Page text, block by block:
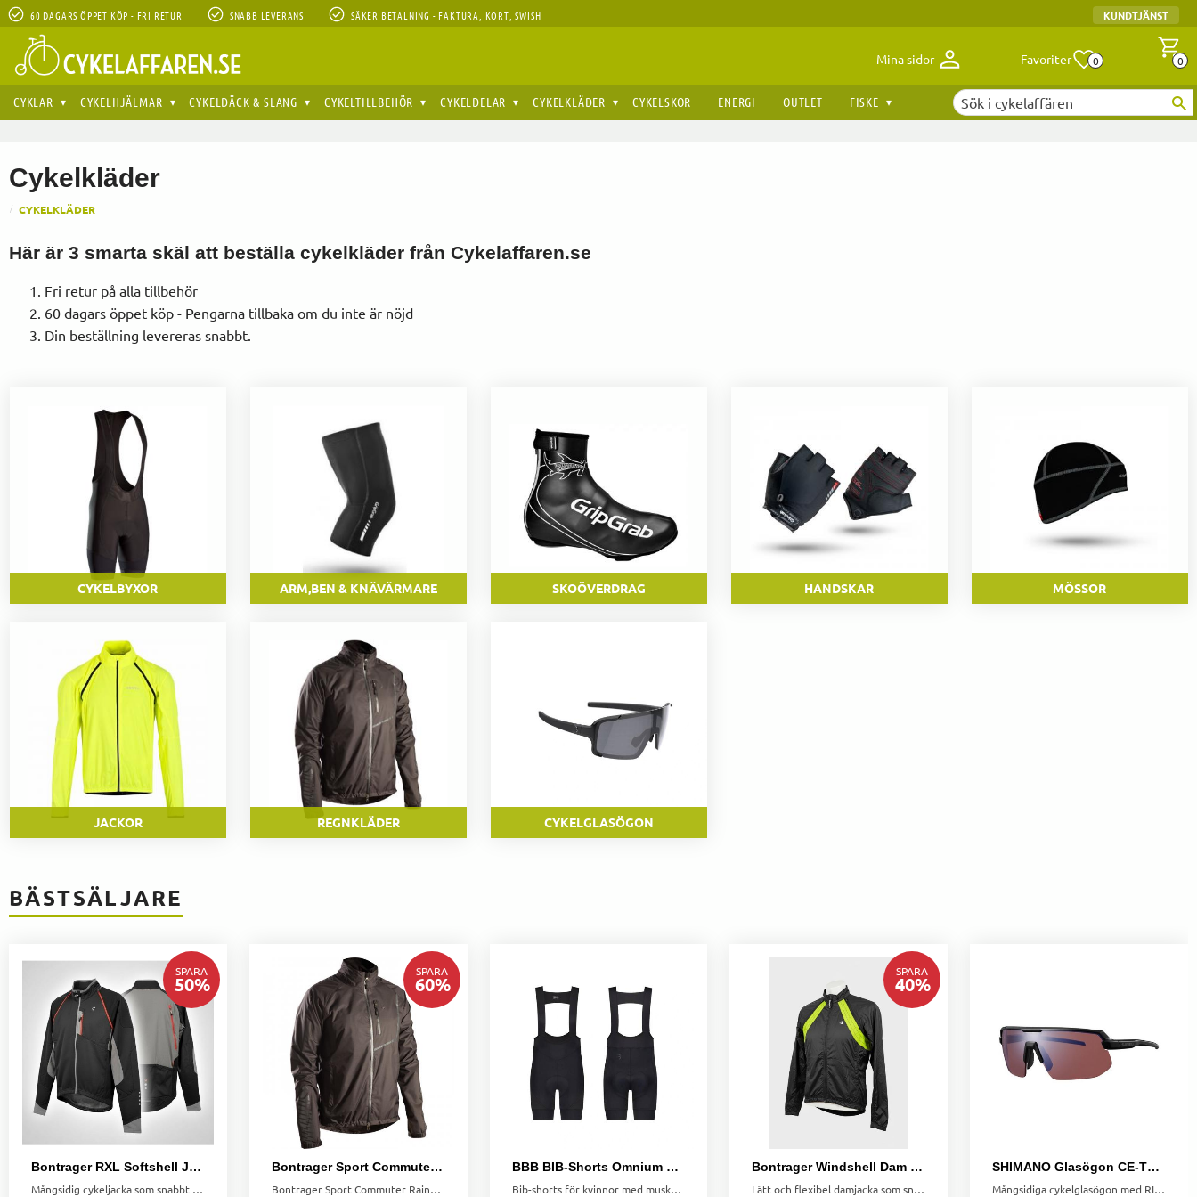
60 DAGARS ÖPPET KÖP - FRI RETUR SNABB LEVERANS SÄKER BETALNING - FAKTURA, KORT, SWISH KUNDTJÄNST
Mina sidor Favoriter Antal
0 0
CYKLAR CYKELHJÄLMAR CYKELDÄCK & SLANG CYKELTILLBEHÖR CYKELDELAR CYKELKLÄDER CYKELSKOR ENERGI OUTLET FISKE
Cykelkläder
CYKELKLÄDER
Här är 3 smarta skäl att beställa cykelkläder från Cykelaffaren.se
Fri retur på alla tillbehör
60 dagars öppet köp - Pengarna tillbaka om du inte är nöjd
Din beställning levereras snabbt.
CYKELBYXOR ARM,BEN & KNÄVÄRMARE SKOÖVERDRAG HANDSKAR MÖSSOR
JACKOR REGNKLÄDER CYKELGLASÖGON
BÄSTSÄLJARE
Bontrager RXL Softshell Jacka med Avtagbara Ärmar
Mångsidig cykeljacka som snabbt blir väst. Vindtät, vattenavvisande och ventilerande för aktiv cykling.
SPARA
50%
Bontrager Sport Commuter rainshell
Bontrager Sport Commuter Rainshell, vattentät och andningsbar jacka för pendling. Justerbara ärmmuddar, ventilation och reflexdetaljer.
SPARA
60%
BBB BIB-Shorts Omnium Lady EasyBreak Svart
Bib-shorts för kvinnor med muskelkompression, UV-skydd och snabb toalettfunktion. Specifik vaddering för kvinnor och reflexdetaljer för ökad synlighet
Bontrager Windshell Dam – Jacka & Väst i Ett
Lätt och flexibel damjacka som snabbt blir väst. Vindtät, vattenavvisande och anpassad för aktiv cykling.
SPARA
40%
SHIMANO Glasögon CE-TSPK2 Twinspark Ridescape
Mångsidiga cykelglasögon med RIDESCAPE HC-glas som blockerar blänk och skyddar mot UV-strålar. Bekväm passform och vattenavvisande för klar sikt.